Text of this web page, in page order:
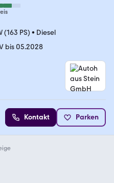
(163 PS) • Diesel
bis 05.2028
Kontakt Parken